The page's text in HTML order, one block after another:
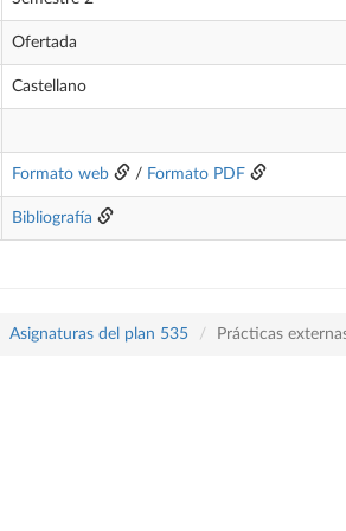
Ofertada
Castellano
Formato web / Formato PDF
Bibliografía
Asignaturas del plan 535 Prácticas